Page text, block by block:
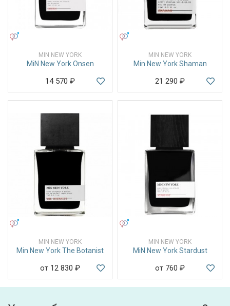
MIN NEW YORK
MiN New York Onsen
14 570 ₽
MIN NEW YORK
Min New York Shaman
21 290 ₽
MIN NEW YORK
Min New York The Botanist
от 12 830 ₽
MIN NEW YORK
MiN New York Stardust
от 760 ₽